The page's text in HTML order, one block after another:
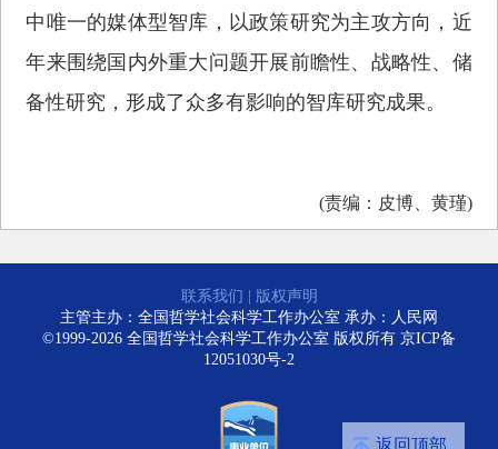
中唯一的媒体型智库，以政策研究为主攻方向，近
年来围绕国内外重大问题开展前瞻性、战略性、储
备性研究，形成了众多有影响的智库研究成果。
(责编：皮博、黄瑾)
联系我们
版权声明
主管主办：全国哲学社会科学工作办公室 承办：人民网
©1999-2026 全国哲学社会科学工作办公室 版权所有 京ICP备
12051030号-2
返回顶部